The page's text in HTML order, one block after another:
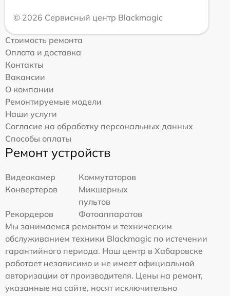
© 2026 Сервисный центр Blackmagic
Стоимость ремонта
Оплата и доставка
Контакты
Вакансии
О компании
Ремонтируемые модели
Наши услуги
Согласие на обработку персональных данных
Способы оплаты
Ремонт устройств
Видеокамер
Коммутаторов
Конвертеров
Микшерных
пультов
Рекордеров
Фотоаппаратов
Мы занимаемся ремонтом и техническим
обслуживанием техники Blackmagic по истечении
гарантийного периода. Наш центр в Хабаровске
работает независимо и не имеет официальной
авторизации от производителя. Цены на ремонт,
указанные на сайте, носят исключительно